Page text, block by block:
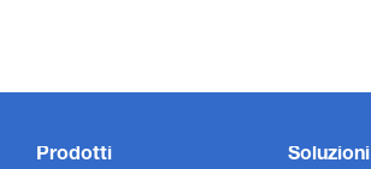
Prodotti Soluzioni